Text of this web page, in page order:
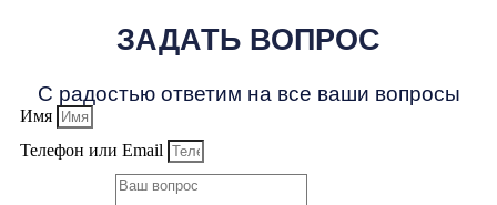
ЗАДАТЬ ВОПРОС
С радостью ответим на все ваши вопросы
Имя
Телефон или Email